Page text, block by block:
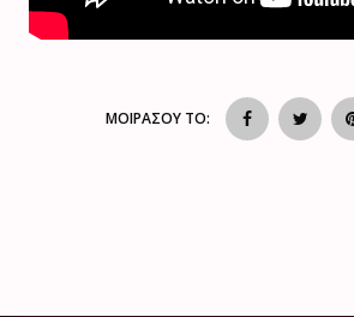
ΜΟΙΡΑΣΟΥ ΤΟ: